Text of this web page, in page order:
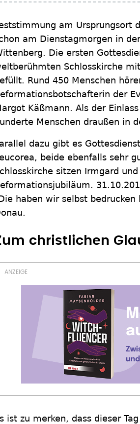
am Ursprungsort
am Dienstagmorgen in
Die ersten
Schlosskirche
Rund 450 Menschen
der
Käßmann. Als der
Menschen draußen in
dazu gibt es
beide ebenfalls sehr
sitzen Irmgard
haben wir selbst bedrucken
christlichen
ist zu merken, dass dieser